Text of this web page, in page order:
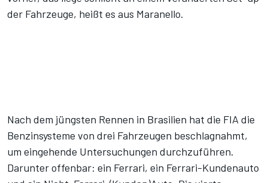
der Fahrzeuge, heißt es aus Maranello.
Nach dem jüngsten Rennen in Brasilien hat die FIA die
Benzinsysteme von drei Fahrzeugen beschlagnahmt,
um eingehende Untersuchungen durchzuführen.
Darunter offenbar: ein Ferrari, ein Ferrari-Kundenauto